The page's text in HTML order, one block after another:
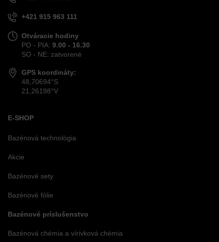
+421 915 963 111
Otváracie hodiny
PO - PIA: 9.00 - 16.30
SO - NE: zatvorené
GPS koordináty:
48,70694°S
21,26198°V
E-SHOP
Bazénová technológia
Akcie
Bazénové sety
Bazénové fólie
Bazénové príslušenstvo
Bazénová chémia a vírivková chémia